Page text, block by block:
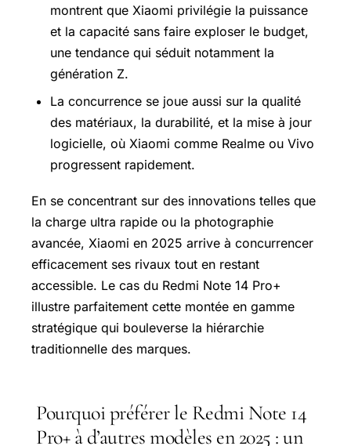
montrent que Xiaomi privilégie la puissance
et la capacité sans faire exploser le budget,
une tendance qui séduit notamment la
génération Z.
La concurrence se joue aussi sur la qualité
des matériaux, la durabilité, et la mise à jour
logicielle, où Xiaomi comme Realme ou Vivo
progressent rapidement.
En se concentrant sur des innovations telles que
la charge ultra rapide ou la photographie
avancée, Xiaomi en 2025 arrive à concurrencer
efficacement ses rivaux tout en restant
accessible. Le cas du Redmi Note 14 Pro+
illustre parfaitement cette montée en gamme
stratégique qui bouleverse la hiérarchie
traditionnelle des marques.
Pourquoi préférer le Redmi Note 14
Pro+ à d’autres modèles en 2025 : un